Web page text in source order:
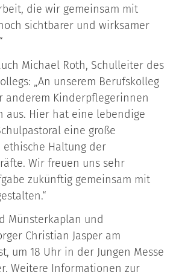
die wir gemeinsam mit
sichtbarer und wirksamer
Michael Roth, Schulleiter des
„An unserem Berufskolleg
anderem Kinderpflegerinnen
aus. Hier hat eine lebendige
eine große
Haltung der
Wir freuen uns sehr
zukünftig gemeinsam mit
Münsterkaplan und
Christian Jasper am
um 18 Uhr in der Jungen Messe
Weitere Informationen zur